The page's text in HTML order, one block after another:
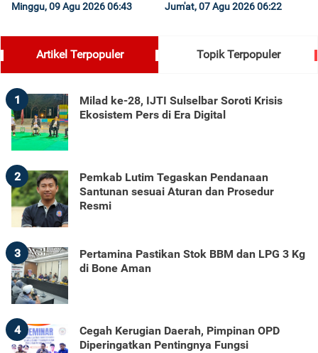
Minggu, 09 Agu 2026 06:43 Jum'at, 07 Agu 2026 06:22
Artikel Terpopuler Topik Terpopuler
1
Milad ke-28, IJTI Sulselbar Soroti Krisis
Ekosistem Pers di Era Digital
2
Pemkab Lutim Tegaskan Pendanaan
Santunan sesuai Aturan dan Prosedur
Resmi
3
Pertamina Pastikan Stok BBM dan LPG 3 Kg
di Bone Aman
4
Cegah Kerugian Daerah, Pimpinan OPD
Diperingatkan Pentingnya Fungsi